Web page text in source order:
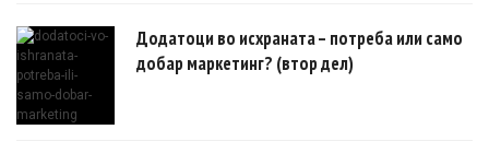
Додатоци во исхраната – потреба или само
добар маркетинг? (втор дел)